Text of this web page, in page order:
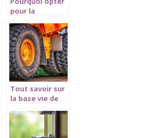
pour la
Tout savoir sur
la base vie de